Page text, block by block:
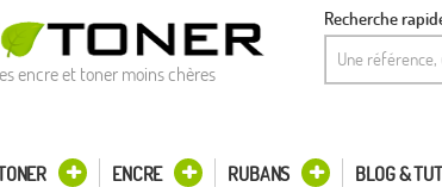
encre et toner moins chères
Recherche
ENCRE RUBANS BLOG &